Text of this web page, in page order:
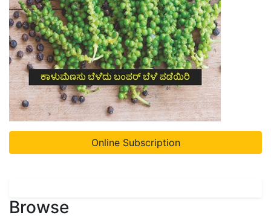
Online Subscription
Browse